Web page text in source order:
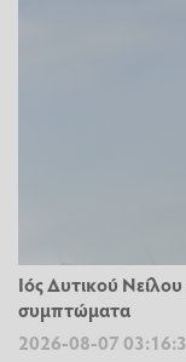
Ιός Δυτικού
συμπτώματα
2026-08-07